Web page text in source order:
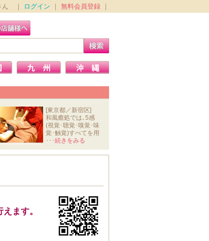
ん ｜ ログイン 無料会員登録
[東京都／新宿区]
和風癒処では､5感
(視覚･聴覚･嗅覚･味
覚･触覚)すべてを用
いて､ｽﾄﾚ
･･･続きをみる
ます。